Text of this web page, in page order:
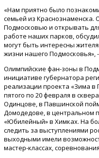
«Нам приятно было
семьей из Краснознаменска.
Подмосковью и открывать
работе наших парков,
могут быть интересны
жизни нашего Подмосковья»,
Олимпийские фан-зоны в
инициативе губернатора
реализации проекта «Зима в
пятого по 20 февраля в
Одинцове, в Павшинской
Домодедове, в центральном
«Юбилейный» в Химках. На
следить за выступлениями
выходными имели
мастер-классах,